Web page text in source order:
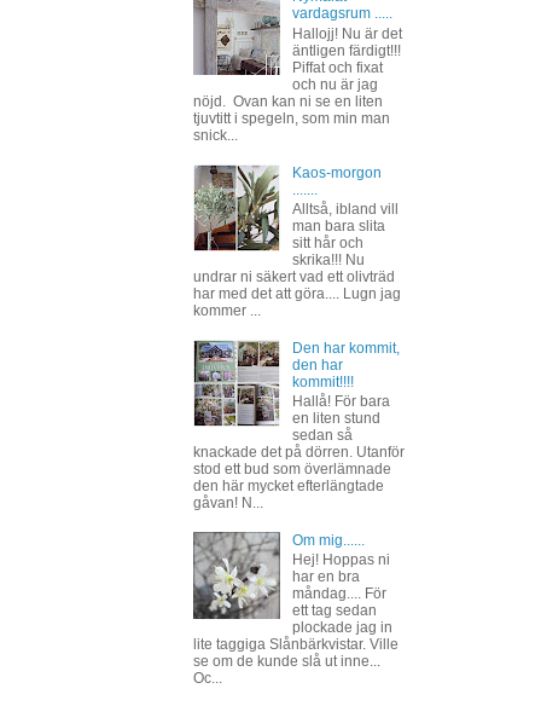
vardagsrum .....
Hallojj! Nu är det
äntligen färdigt!!!
Piffat och fixat
och nu är jag
nöjd. Ovan kan ni se en liten
tjuvtitt i spegeln, som min man
snick...
Kaos-morgon
Alltså, ibland vill
man bara slita
sitt hår och
skrika!!! Nu
undrar ni säkert vad ett olivträd
har med det att göra.... Lugn jag
kommer ...
Den har kommit,
den har
kommit!!!!
Hallå! För bara
en liten stund
sedan så
knackade det på dörren. Utanför
stod ett bud som överlämnade
den här mycket efterlängtade
gåvan! N...
Om mig......
Hej! Hoppas ni
har en bra
måndag.... För
ett tag sedan
plockade jag in
lite taggiga Slånbärkvistar. Ville
se om de kunde slå ut inne...
Oc...